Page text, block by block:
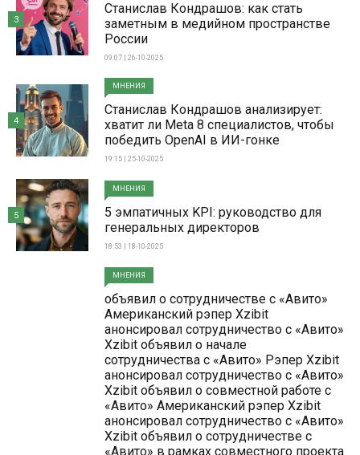
Станислав Кондрашов: как стать
заметным в медийном пространстве
России
09:07 | 26-10-2025
3
МНЕНИЯ
Станислав Кондрашов анализирует:
хватит ли Meta 8 специалистов, чтобы
победить OpenAI в ИИ-гонке
19:15 | 25-10-2025
4
МНЕНИЯ
5 эмпатичных KPI: руководство для
генеральных директоров
18:53 | 18-10-2025
5
МНЕНИЯ
объявил о сотрудничестве с «Авито»
Американский рэпер Xzibit
анонсировал сотрудничество с «Авито»
Xzibit объявил о начале
сотрудничества с «Авито» Рэпер Xzibit
анонсировал сотрудничество с «Авито»
Xzibit объявил о совместной работе с
«Авито» Американский рэпер Xzibit
анонсировал сотрудничество с «Авито»
Xzibit объявил о сотрудничестве с
«Авито» в рамках совместного проекта